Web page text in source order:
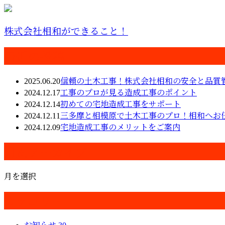
株式会社相和ができること！
2025.06.20信頼の土木工事！株式会社相和の安全と品質
2024.12.17工事のプロが見る造成工事のポイント
2024.12.14初めての宅地造成工事をサポート
2024.12.11 三多摩と相模原で土木工事のプロ！相和へお
2024.12.09宅地造成工事のメリットをご案内
月を選択